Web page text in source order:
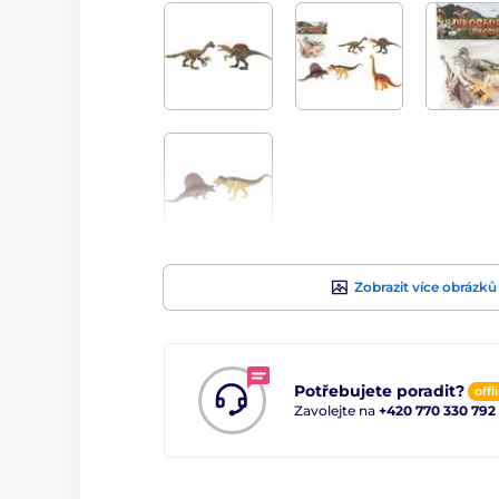
Zobrazit více obrázků
Potřebujete poradit?
Zavolejte na +420 770 330 792